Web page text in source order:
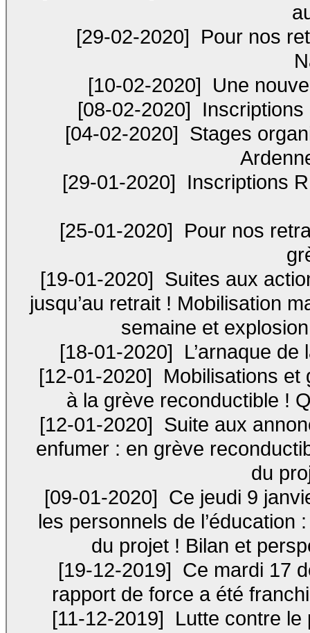
[29-02-2020]
Pour nos
[10-02-2020]
Une
[08-02-2020]
[04-02-2020] Stages
[29-01-2020]
Inscriptions
[25-01-2020]
Pour nos
[19-01-2020] Suites aux
jusqu’au retrait ! Mobilisation
semaine et
[18-01-2020]
L’arnaque
[12-01-2020]
Mobilisations et
à la grève reconductible !
[12-01-2020] Suite aux
enfumer : en grève
du
[09-01-2020] Ce jeudi 9
les personnels de l’éducation
du projet ! Bilan et
[19-12-2019] Ce mardi 17
rapport de force a été
[11-12-2019]
Lutte contre le